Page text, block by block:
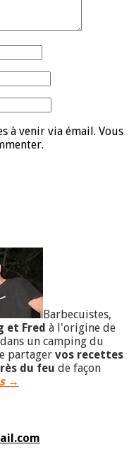
à venir via émail. Vous
Barbecuistes,
et Fred à l'origine de
un camping du
partager vos recettes
du feu de façon
→